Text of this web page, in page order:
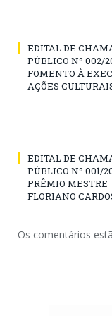
EDITAL DE
PÚBLICO Nº 002/
FOMENTO À
AÇÕES
EDITAL DE
PÚBLICO Nº 001/
PRÊMIO MESTRE
FLORIANO
Os comentários